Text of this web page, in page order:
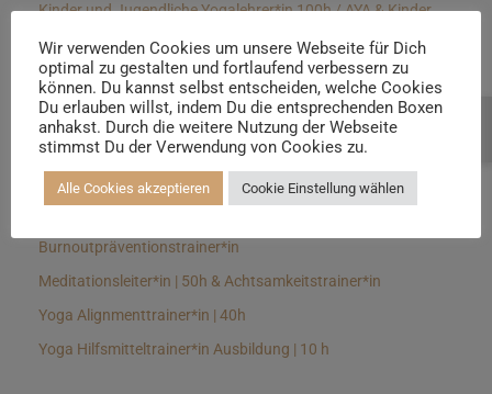
Kinder und Jugendliche Yogalehrer*in 100h / AYA & Kinder
Yin Yogalehrer*in | 100 h & Faszientrainer*in
Hormon Yogalehrer*in / Yogatherapeut*in &
Stressmanagementtrainer*in | 70h
Longevitytrainer*in
Burnoutpräventionstrainer*in
Meditationsleiter*in | 50h & Achtsamkeitstrainer*in
Yoga Alignmenttrainer*in | 40h
Yoga Hilfsmitteltrainer*in Ausbildung | 10 h
Wir verwenden Cookies um unsere Webseite für Dich
optimal zu gestalten und fortlaufend verbessern zu
können. Du kannst selbst entscheiden, welche Cookies
Du erlauben willst, indem Du die entsprechenden Boxen
anhakst. Durch die weitere Nutzung der Webseite
stimmst Du der Verwendung von Cookies zu.
Alle Cookies akzeptieren Cookie Einstellung wählen
Beratung buchen